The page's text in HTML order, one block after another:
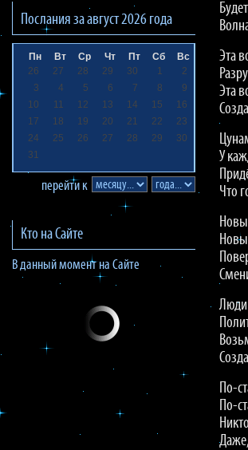
Послания заавгуст 2026 года
Пн Вт Ср Чт Пт Сб
Вс
26
27 28 29 30 1
2
3
4 5 6 7 8
9
10
11 12 13 14 15
16
17
18 19 20 21 22
23
24
25 26 27 28 29
30
31
перейти к
Кто на Сайте
В данный момент на Сайте
Эта
Эта
У
Что
Люди
По-
По-